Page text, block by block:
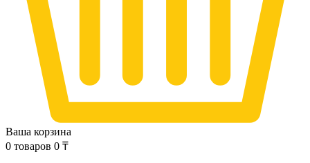
Ваша корзина
0 товаров 0 ₸